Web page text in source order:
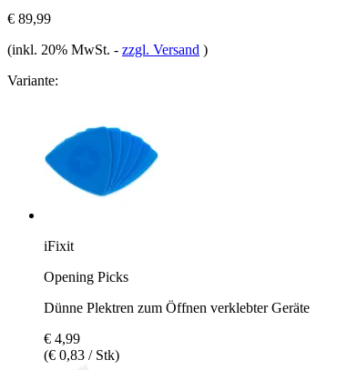
€ 89,99
(inkl. 20% MwSt. - zzgl. Versand )
Variante:
iFixit
Opening Picks
Dünne Plektren zum Öffnen verklebter Geräte
€ 4,99
(€ 0,83 / Stk)